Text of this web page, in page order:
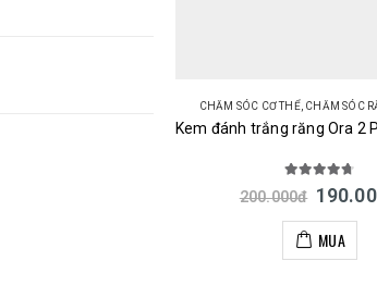
CHĂM SÓC CƠ THỂ, CHĂM SÓC
out of 5
200.000đ
MUA